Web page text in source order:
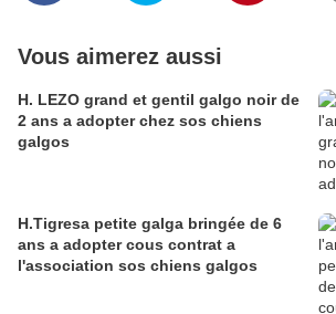
Vous aimerez aussi
H. LEZO grand et gentil galgo noir de
2 ans a adopter chez sos chiens
galgos
H.Tigresa petite galga bringée de 6
ans a adopter cous contrat a
l'association sos chiens galgos